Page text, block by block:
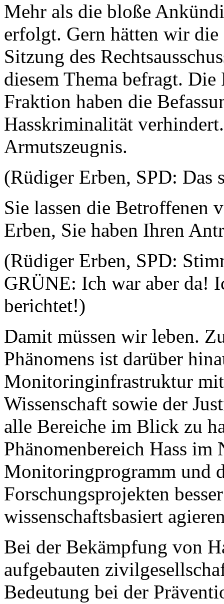
Mehr als die bloße
erfolgt. Gern hätten wir
Sitzung des
diesem Thema befragt.
Fraktion haben die
Hasskriminalität
Armutszeugnis.
(Rüdiger Erben, SPD: Das
Sie lassen die Betroffenen
Erben, Sie haben Ihren
(Rüdiger Erben, SPD:
GRÜNE: Ich war aber da!
berichtet!)
Damit müssen wir leben.
Phänomens ist darüber
Monitoringinfrastruktur
Wissenschaft sowie der
alle Bereiche im Blick zu
Phänomenbereich Hass im
Monitoringprogramm und
Forschungsprojekten
wissenschaftsbasiert
Bei der Bekämpfung von
aufgebauten
Bedeutung bei der